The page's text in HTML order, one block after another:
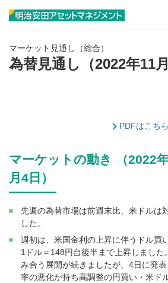
マーケット見通し（総合）
為替見通し（2022年11月
PDFはこち
マーケットの動き （2022
月4日）
先週の為替市場は前週末比、米ドルは
した。
週初は、米国金利の上昇に伴うドル買
1ドル＝148円台後半まで上昇しまし
み合う展開が続きましたが、4日に発
率の悪化が持ち高調整の円買い・米ド